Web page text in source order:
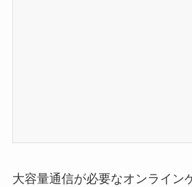
大容量通信が必要なオンライン